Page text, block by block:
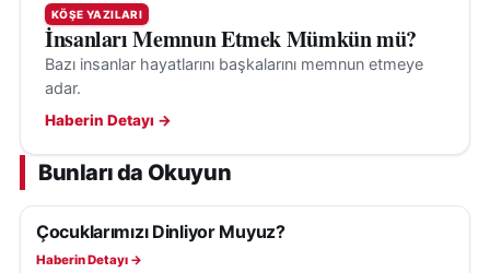
KÖŞE YAZILARI
İnsanları Memnun Etmek Mümkün mü?
Bazı insanlar hayatlarını başkalarını memnun etmeye
adar.
Haberin Detayı →
Bunları da Okuyun
KÖŞE YAZILARI
Çocuklarımızı Dinliyor Muyuz?
Haberin Detayı →